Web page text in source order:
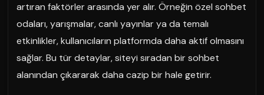
artıran faktörler arasında yer alır. Örneğin özel sohbet
odaları, yarışmalar, canlı yayınlar ya da temalı
etkinlikler, kullanıcıların platformda daha aktif olmasını
sağlar. Bu tür detaylar, siteyi sıradan bir sohbet
alanından çıkararak daha cazip bir hale getirir.